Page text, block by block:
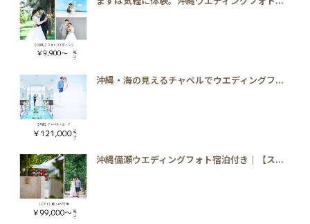
沖縄・海の見えるチャペルでウエディングフ...
沖縄備瀬ウエディングフォト宿泊付き｜【ス...